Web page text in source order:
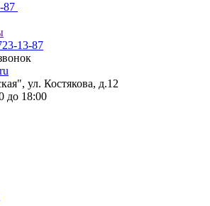
87
13-87
ул. Костякова, д.12
до 18:00